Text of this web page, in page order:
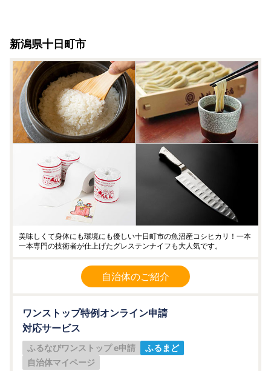
新潟県十日町市
美味しくて身体にも環境にも優しい十日町市の魚沼産コシヒカリ！一本
一本専門の技術者が仕上げたグレステンナイフも大人気です。
自治体のご紹介
ワンストップ特例オンライン申請
対応サービス
ふるなびワンストップ e申請
ふるまど
自治体マイページ